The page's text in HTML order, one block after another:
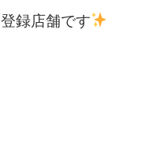
登録店舗です